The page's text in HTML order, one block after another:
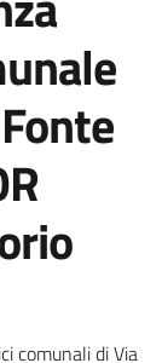
comunali di Via